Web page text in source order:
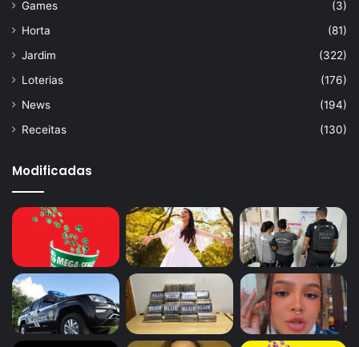
Games
(3)
Horta
(81)
Jardim
(322)
Loterias
(176)
News
(194)
Receitas
(130)
Modificadas